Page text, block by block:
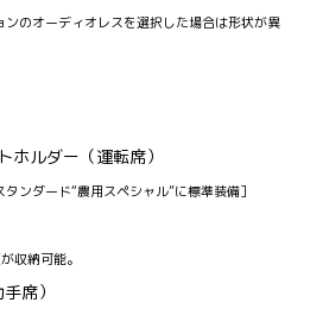
のオーディオレスを選択した場合は形状が異
ルダー（運転席）
ンダード“農用スペシャル”に標準装備］
収納可能。
席）